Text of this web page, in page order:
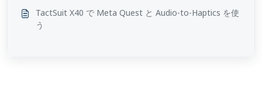
TactSuit X40 で Meta Quest と Audio-to-Haptics を使
う